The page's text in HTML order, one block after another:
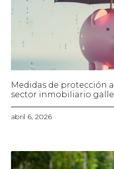
Medidas de protección
sector inmobiliario
abril 6, 2026